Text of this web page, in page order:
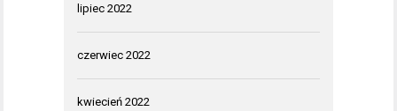
lipiec 2022
czerwiec 2022
kwiecień 2022